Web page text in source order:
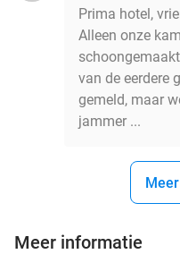
Prima hotel,
Alleen onze
van de eerdere
gemeld, maar
jammer ...
Meer informatie